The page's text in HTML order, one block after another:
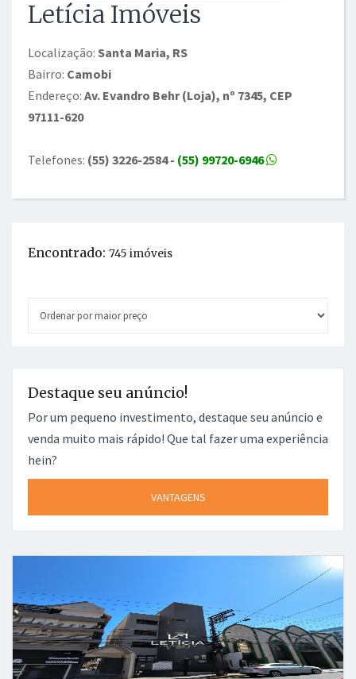
Letícia Imóveis
Localização: Santa Maria, RS
Bairro: Camobi
Endereço: Av. Evandro Behr (Loja), nº 7345, CEP
97111-620
Telefones: (55) 3226-2584 - (55) 99720-6946
Encontrado: 745 imóveis
Destaque seu anúncio!
Por um pequeno investimento, destaque seu anúncio e
venda muito mais rápido! Que tal fazer uma experiência
hein?
VANTAGENS